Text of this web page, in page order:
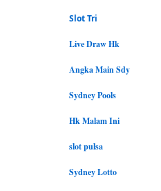
Slot Tri
Live Draw Hk
Angka Main Sdy
Sydney Pools
Hk Malam Ini
slot pulsa
Sydney Lotto